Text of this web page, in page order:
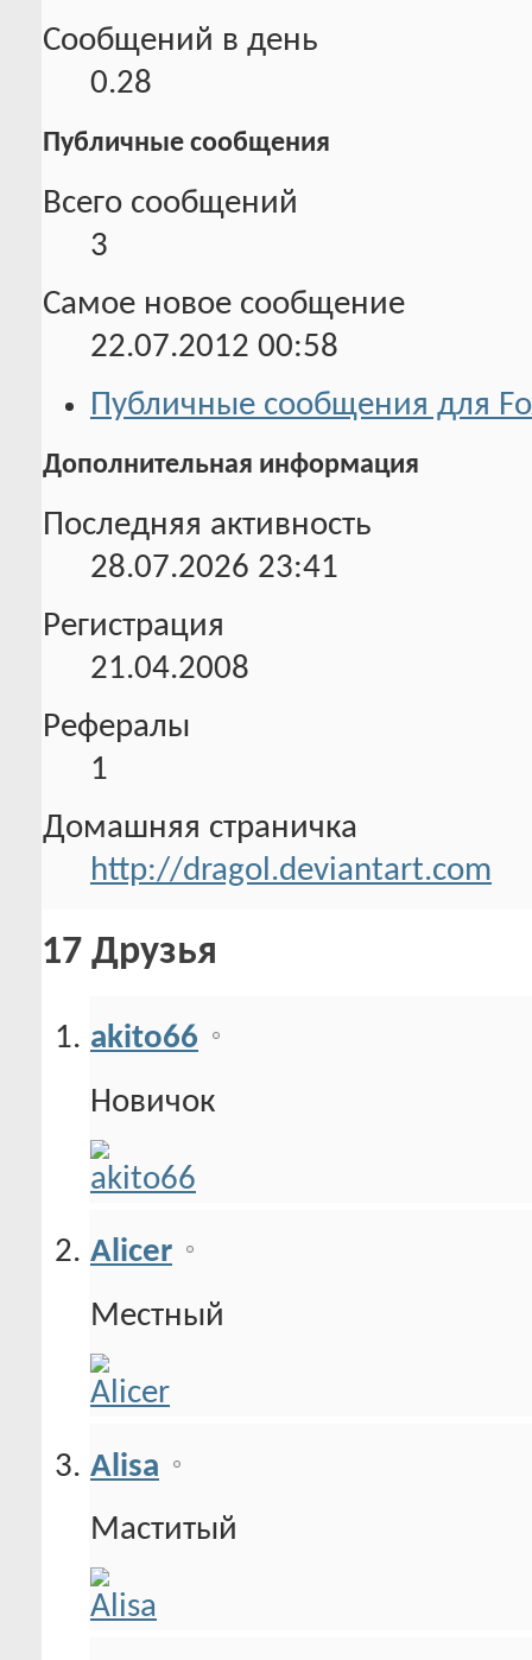
Сообщений в день
0.28
Публичные сообщения
Всего сообщений
3
Самое новое сообщение
22.07.2012 00:58
Публичные сообщения для
Дополнительная информация
Последняя активность
28.07.2026 23:41
Регистрация
21.04.2008
Рефералы
1
Домашняя страничка
http://dragol.deviantart.com
17 Друзья
akito66
Новичок
Alicer
Местный
Alisa
Маститый